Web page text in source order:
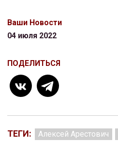
Ваши Новости
04 июля 2022
ПОДЕЛИТЬСЯ
ТЕГИ: Алексей Арестович